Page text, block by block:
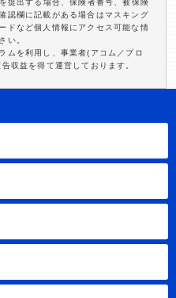
提出する場合、保険者番号、被保険
認欄に記載がある場合はマスキング
ドなど個人情報にアクセス可能な情
い。
ムを利用し、事業者(アコム／プロ
収益を得て運営しております。